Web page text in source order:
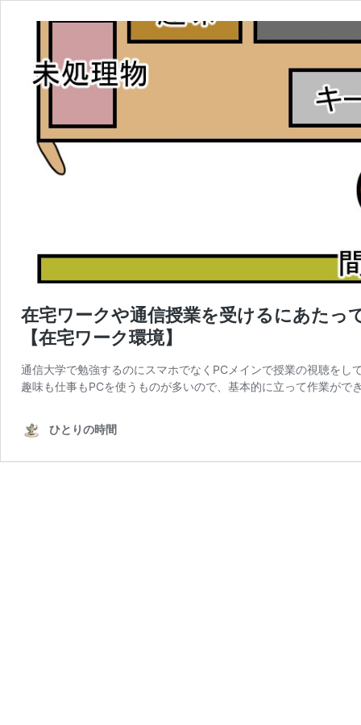
在宅ワークや通信授業を受けるにあたっ
【在宅ワーク環境】
通信大学で勉強するのにスマホでなくPCメインで授業の視聴をし
趣味も仕事もPCを使うものが多いので、基本的に立って作業が
ひとりの時間